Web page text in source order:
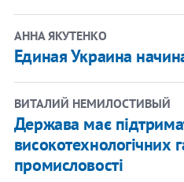
АННА ЯКУТЕНКО
Единая Украина
ВИТАЛИЙ НЕМИЛОСТИВЫЙ
Держава має
високотехнологічних
промисловості